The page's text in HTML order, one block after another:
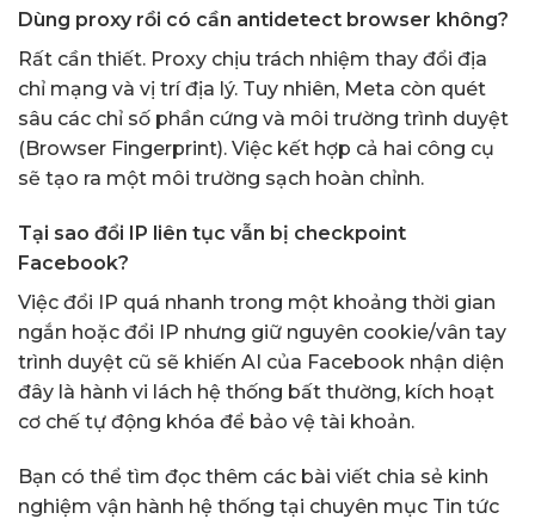
Dùng proxy rồi có cần antidetect browser không?
Rất cần thiết. Proxy chịu trách nhiệm thay đổi địa
chỉ mạng và vị trí địa lý. Tuy nhiên, Meta còn quét
sâu các chỉ số phần cứng và môi trường trình duyệt
(Browser Fingerprint). Việc kết hợp cả hai công cụ
sẽ tạo ra một môi trường sạch hoàn chỉnh.
Tại sao đổi IP liên tục vẫn bị checkpoint
Facebook?
Việc đổi IP quá nhanh trong một khoảng thời gian
ngắn hoặc đổi IP nhưng giữ nguyên cookie/vân tay
trình duyệt cũ sẽ khiến AI của Facebook nhận diện
đây là hành vi lách hệ thống bất thường, kích hoạt
cơ chế tự động khóa để bảo vệ tài khoản.
Bạn có thể tìm đọc thêm các bài viết chia sẻ kinh
nghiệm vận hành hệ thống tại chuyên mục Tin tức